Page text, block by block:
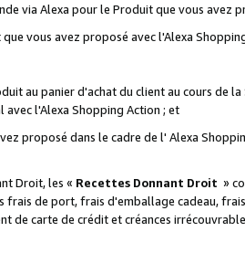
via Alexa pour le Produit que vous avez
vous avez proposé avec l'Alexa
au panier d'achat du client au cours de
avec l'Alexa Shopping Action ; et
proposé dans le cadre de l' Alexa
Droit, les « Recettes Donnant Droit »
frais de port, frais d'emballage cadeau,
de carte de crédit et créances